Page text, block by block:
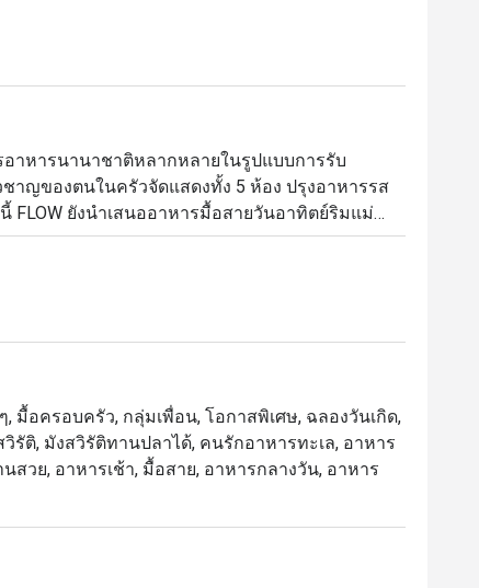
อาหารนานาชาติหลากหลายในรูปแบบการรับ
าญของตนในครัวจัดแสดงทั้ง 5 ห้อง ปรุงอาหารรส
FLOW ยังนำเสนออาหารมื้อสายวันอาทิตย์ริมแม่น้ำ
วที่ปรุงแบบสโลว์คุก และโรงละครของหวานขึ้นชื่อ
ขอนำเสนอบุฟเฟ่ต์มื้อค่ำเลิศรสที่เน้นอาหาร
รนานาชาติที่ให้บริการบุฟเฟ่ต์ โดยตั้งอยู่ชั้น 1 ของ
บครัวและกลุ่มเพื่อน
สเซเล็กชันหลากชนิด, และเมนูห้ามพลาดอย่าง
งหวานที่ได้รับคำชมอย่างมาก พร้อมบริการเอาใจ
มื้อครอบครัว, กลุ่มเพื่อน, โอกาสพิเศษ, ฉลองวันเกิด,
รัติ, มังสวิรัติทานปลาได้, คนรักอาหารทะเล, อาหาร
สวย, อาหารเช้า, มื้อสาย, อาหารกลางวัน, อาหาร